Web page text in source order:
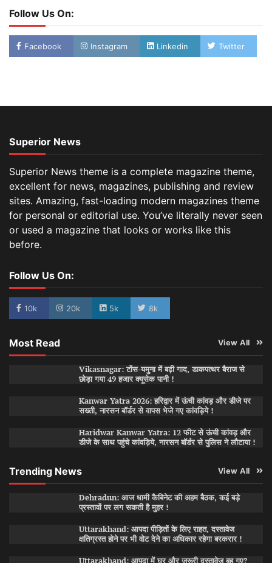
Follow Us On:
Facebook Instagram Linkedin Twitter
Superior News
Superior News theme is a complete magazine theme,
excellent for news, magazines, publishing and review
sites. Amazing, fast-loading modern magazines theme
for personal or editorial use. You’ve literally never seen
or used a magazine that looks or works like this
before.
Follow Us On:
10k 20k 5k 8k
Most Read View All
Vikasnagar: टोंस-यमुना में बढ़ी गाद, डाकपत्थर बैराज से
छोड़ा गया 49 हजार क्यूसेक पानी !
Kanwar Yatra 2026: हरिद्वार में ऊंची कांवड़ और डीजे पर
सख्ती, नारसन बॉर्डर से वापस भेजे गए कांवड़िये !
Haridwar Kanwar Yatra: 12 फीट से ऊंची कांवड़ और
डीजे के साथ पहुंचे कांवड़िये, नारसन बॉर्डर से पुलिस ने लौटाया !
Trending News View All
Dehradun: आज धामी कैबिनेट की अहम बैठक, कई बड़े
प्रस्तावों पर लग सकती है मुहर !
Uttarakhand: आपदा पीड़ितों के लिए राहत, दस्तावेज
क्षतिग्रस्त होने पर भी वोट देने का अधिकार रहेगा बरकरार !
Uttarakhand: आपदा में घर और जरूरी दस्तावेज बह गए?